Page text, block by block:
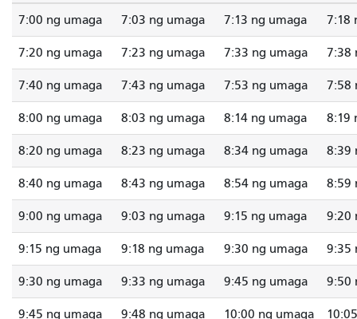
7:00 ng umaga 7:03 ng umaga 7:13 ng umaga 7:18
7:20 ng umaga 7:23 ng umaga 7:33 ng umaga 7:38
7:40 ng umaga 7:43 ng umaga 7:53 ng umaga 7:58
8:00 ng umaga 8:03 ng umaga 8:14 ng umaga 8:19
8:20 ng umaga 8:23 ng umaga 8:34 ng umaga 8:39
8:40 ng umaga 8:43 ng umaga 8:54 ng umaga 8:59
9:00 ng umaga 9:03 ng umaga 9:15 ng umaga 9:20
9:15 ng umaga 9:18 ng umaga 9:30 ng umaga 9:35
9:30 ng umaga 9:33 ng umaga 9:45 ng umaga 9:50
9:45 ng umaga 9:48 ng umaga 10:00 ng umaga